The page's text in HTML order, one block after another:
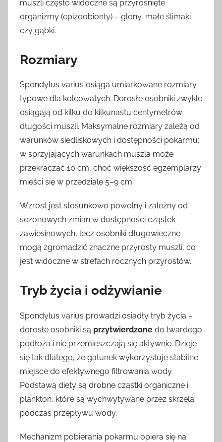
muszli często widoczne są przyrośnięte
organizmy (epizoobionty) – glony, małe ślimaki
czy gąbki.
Rozmiary
Spondylus varius osiąga umiarkowane rozmiary
typowe dla kolcowatych. Dorosłe osobniki zwykle
osiągają od kilku do kilkunastu centymetrów
długości muszli. Maksymalne rozmiary zależą od
warunków siedliskowych i dostępności pokarmu;
w sprzyjających warunkach muszla może
przekraczać 10 cm, choć większość egzemplarzy
mieści się w przedziale 5–9 cm.
Wzrost jest stosunkowo powolny i zależny od
sezonowych zmian w dostępności cząstek
zawiesinowych, lecz osobniki długowieczne
mogą zgromadzić znaczne przyrosty muszli, co
jest widoczne w strefach rocznych przyrostów.
Tryb życia i odżywianie
Spondylus varius prowadzi osiadły tryb życia –
dorosłe osobniki są przytwierdzone do twardego
podłoża i nie przemieszczają się aktywnie. Dzieje
się tak dlatego, że gatunek wykorzystuje stabilne
miejsce do efektywnego filtrowania wody.
Podstawą diety są drobne cząstki organiczne i
plankton, które są wychwytywane przez skrzela
podczas przepływu wody.
Mechanizm pobierania pokarmu opiera się na